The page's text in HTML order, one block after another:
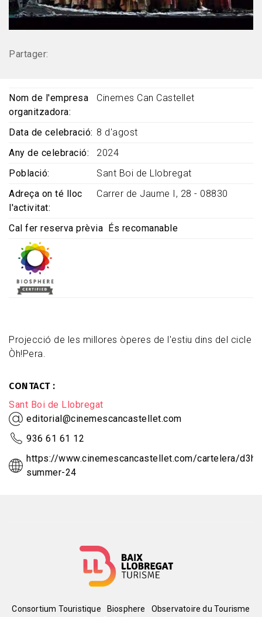
Partager:
Projecció de les millores òperes de l'estiu dins del cicle
Òh!Pera.
CONTACT
Sant Boi de Llobregat
editorial@cinemescancastellet.com
936 61 61 12
https://www.cinemescancastellet.com/cartelera/
summer-24
Nom de l'empresa
organitzadora
Cinemes Can Castellet
Data de celebració 8 d'agost
Any de celebració
2024
Població
Sant Boi de Llobregat
Adreça on té lloc
l'activitat
Carrer de Jaume I, 28 - 08830
Cal fer reserva prèvia És recomanable
Consortium Touristique Biosphere
Observatoire du Tourisme